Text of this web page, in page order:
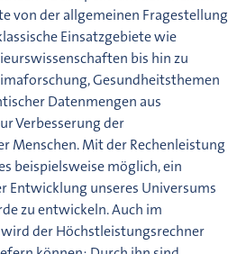
von der allgemeinen Fragestellung
Einsatzgebiete wie
bis hin zu
Gesundheitsthemen
Datenmengen aus
Verbesserung der
Menschen. Mit der Rechenleistung
beispielsweise möglich, ein
Entwicklung unseres Universums
zu entwickeln. Auch im
der Höchstleistungsrechner